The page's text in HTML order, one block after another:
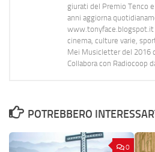
giurati del Premio Tenco
anni aggiorna
www.tonyface.blogspot.it
cinema, culture varie,
Mei Musicletter del 2016
Collabora con Radiocoop
POTREBBERO
0